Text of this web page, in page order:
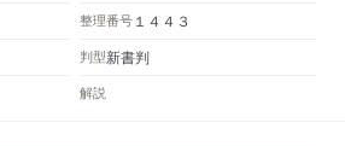
整理番号 １４４３
判型新書判
解説